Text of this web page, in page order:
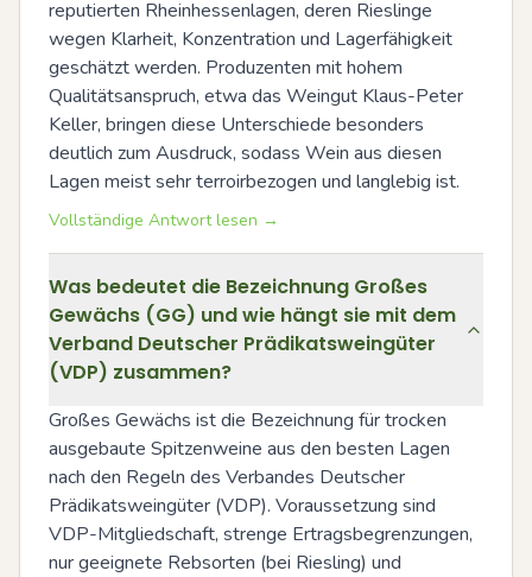
reputierten Rheinhessenlagen, deren Rieslinge
wegen Klarheit, Konzentration und Lagerfähigkeit
geschätzt werden. Produzenten mit hohem
Qualitätsanspruch, etwa das Weingut Klaus-Peter
Keller, bringen diese Unterschiede besonders
deutlich zum Ausdruck, sodass Wein aus diesen
Lagen meist sehr terroirbezogen und langlebig ist.
Vollständige Antwort lesen →
Was bedeutet die Bezeichnung Großes
Gewächs (GG) und wie hängt sie mit dem
Verband Deutscher Prädikatsweingüter
(VDP) zusammen?
Großes Gewächs ist die Bezeichnung für trocken
ausgebaute Spitzenweine aus den besten Lagen
nach den Regeln des Verbandes Deutscher
Prädikatsweingüter (VDP). Voraussetzung sind
VDP-Mitgliedschaft, strenge Ertragsbegrenzungen,
nur geeignete Rebsorten (bei Riesling) und